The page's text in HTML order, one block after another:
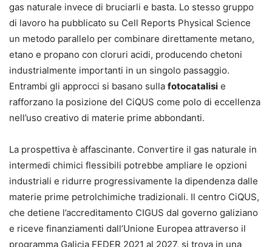
gas naturale invece di bruciarli e basta. Lo stesso gruppo
di lavoro ha pubblicato su Cell Reports Physical Science
un metodo parallelo per combinare direttamente metano,
etano e propano con cloruri acidi, producendo chetoni
industrialmente importanti in un singolo passaggio.
Entrambi gli approcci si basano sulla fotocatalisi e
rafforzano la posizione del CiQUS come polo di eccellenza
nell’uso creativo di materie prime abbondanti.
La prospettiva è affascinante. Convertire il gas naturale in
intermedi chimici flessibili potrebbe ampliare le opzioni
industriali e ridurre progressivamente la dipendenza dalle
materie prime petrolchimiche tradizionali. Il centro CiQUS,
che detiene l’accreditamento CIGUS dal governo galiziano
e riceve finanziamenti dall’Unione Europea attraverso il
programma Galicia FEDER 2021 al 2027, si trova in una